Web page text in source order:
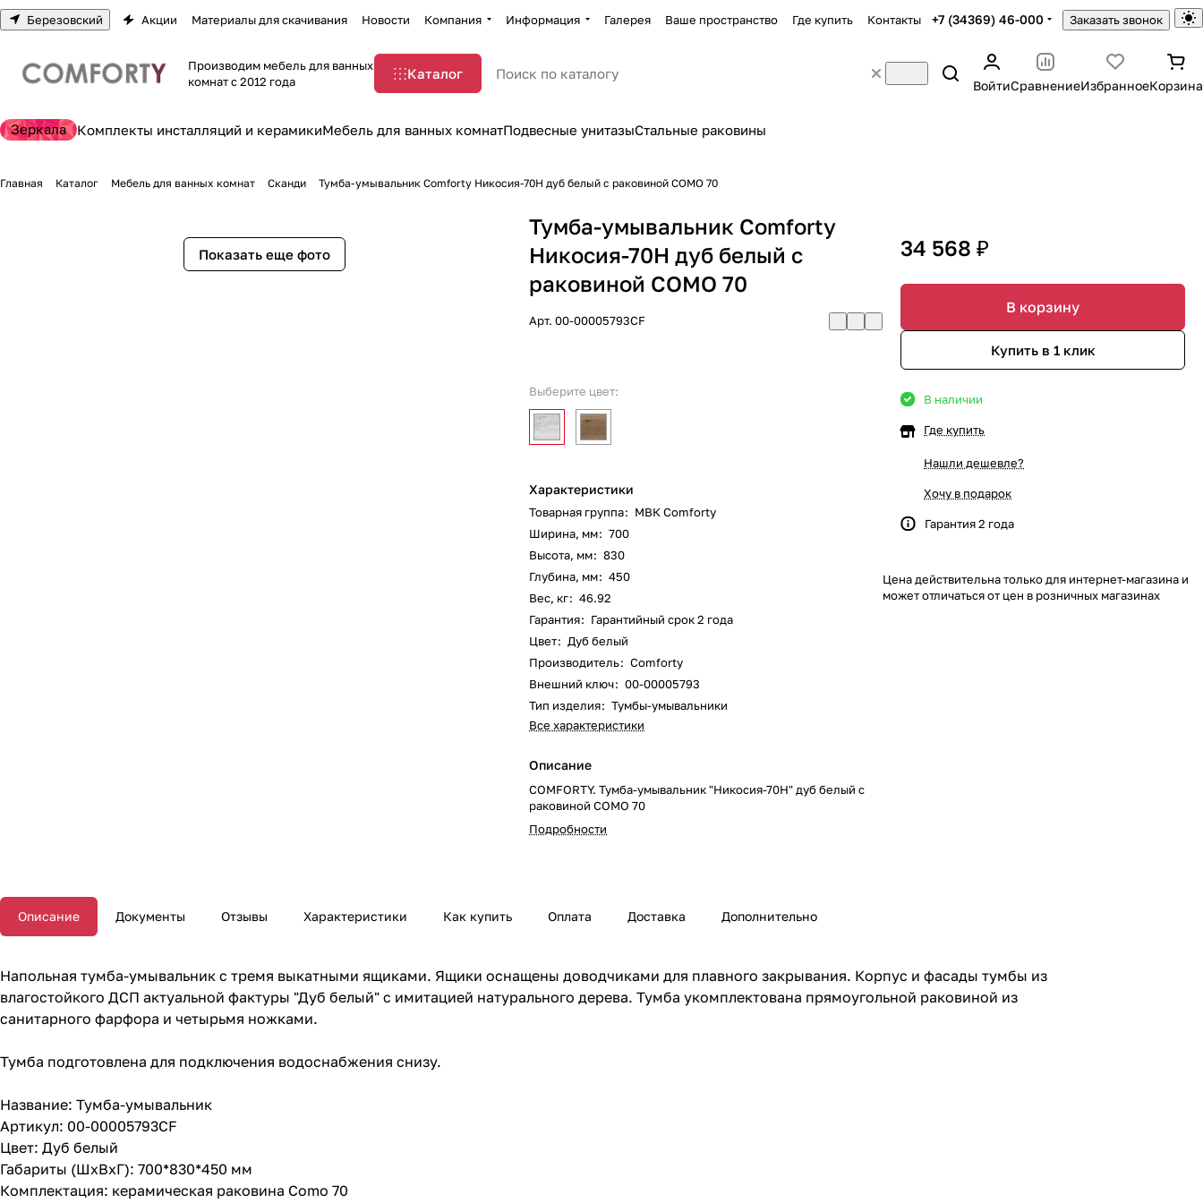
Березовский Акции Материалы для скачивания Новости Компания Информация Галерея Ваше пространство Где купить Контакты +7 (34369) 46-000 Заказать звонок
Производим мебель для ванных
комнат с 2012 года
Каталог
ВойтиСравнениеИзбранноеКорзина
Зеркала Комплекты инсталляций и керамикиМебель для ванных комнатПодвесные унитазыСтальные раковины
Главная Каталог Мебель для ванных комнат Сканди Тумба-умывальник Comforty Никосия-70Н дуб белый с раковиной COMO 70
Показать еще фото
Тумба-умывальник Comforty
Никосия-70Н дуб белый с
раковиной COMO 70
Арт.00-00005793CF
Выберите цвет:
Характеристики
Товарная группа: МВК Comforty
Ширина, мм: 700
Высота, мм: 830
Глубина, мм: 450
Вес, кг: 46.92
Гарантия: Гарантийный срок 2 года
Цвет: Дуб белый
Производитель: Comforty
Внешний ключ: 00-00005793
Тип изделия: Тумбы-умывальники
Все характеристики
Описание
COMFORTY. Тумба-умывальник "Никосия-70Н" дуб белый с
раковиной COMO 70
Подробности
34 568 ₽
В корзину
Купить в 1 клик
В наличии
Где купить
Нашли дешевле?
Хочу в подарок
Гарантия 2 года
Цена действительна только для интернет-магазина и
может отличаться от цен в розничных магазинах
Описание Документы Отзывы Характеристики Как купить Оплата Доставка Дополнительно
Напольная тумба-умывальник с тремя выкатными ящиками. Ящики оснащены доводчиками для плавного закрывания. Корпус и фасады тумбы из
влагостойкого ДСП актуальной фактуры "Дуб белый" с имитацией натурального дерева. Тумба укомплектована прямоугольной раковиной из
санитарного фарфора и четырьмя ножками.
Тумба подготовлена для подключения водоснабжения снизу.
Название: Тумба-умывальник
Артикул: 00-00005793CF
Цвет: Дуб белый
Габариты (ШхВхГ): 700*830*450 мм
Комплектация: керамическая раковина Como 70